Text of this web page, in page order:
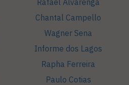
Chantal Campello
Wagner Sena
Informe dos Lagos
Rapha Ferreira
Paulo Cotias